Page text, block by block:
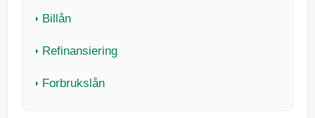
Billån
Refinansiering
Forbrukslån